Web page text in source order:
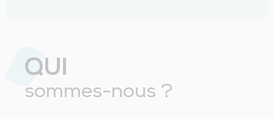
QUI
sommes-nous ?